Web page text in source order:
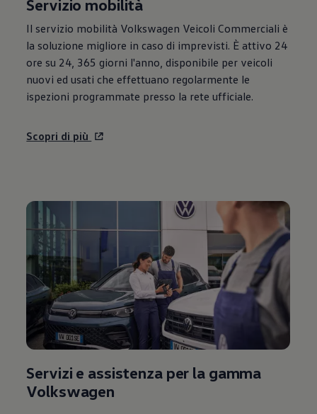
Servizio mobilità
Il servizio mobilità Volkswagen Veicoli Commerciali è
la soluzione migliore in caso di imprevisti. È attivo 24
ore su 24, 365 giorni l'anno, disponibile per veicoli
nuovi ed usati che effettuano regolarmente le
ispezioni programmate presso la rete ufficiale.
Scopri di più
Servizi e assistenza per la gamma
Volkswagen